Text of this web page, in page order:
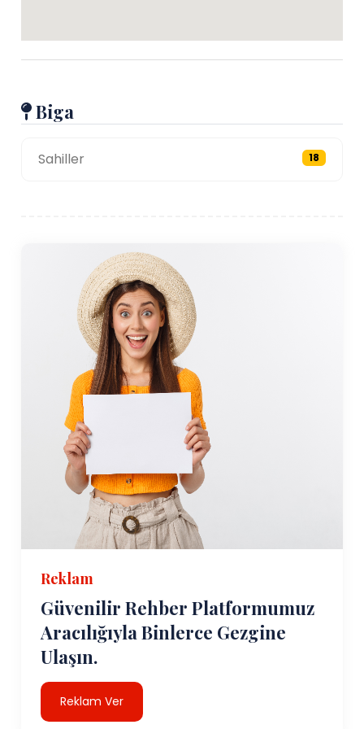
Biga
Sahiller 18
Reklam
Güvenilir Rehber Platformumuz
Aracılığıyla Binlerce Gezgine
Ulaşın.
Reklam Ver